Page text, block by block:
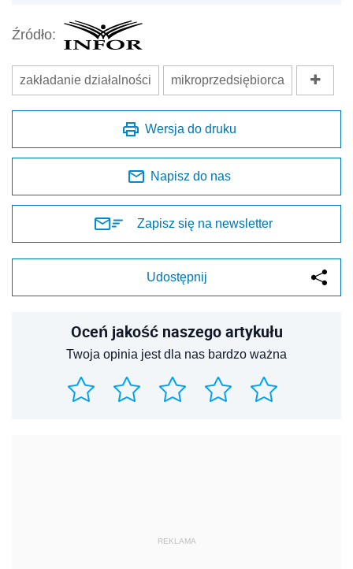
Źródło:
zakładanie działalności mikroprzedsiębiorca
Wersja do druku
Napisz do nas
Zapisz się na newsletter
Udostępnij
Oceń jakość naszego artykułu
Twoja opinia jest dla nas bardzo ważna
REKLAMA